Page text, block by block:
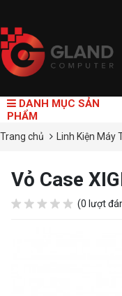
DANH MỤC SẢN
PHẨM
Trang chủ Linh Kiện Máy
Vỏ Case
(0 lượt